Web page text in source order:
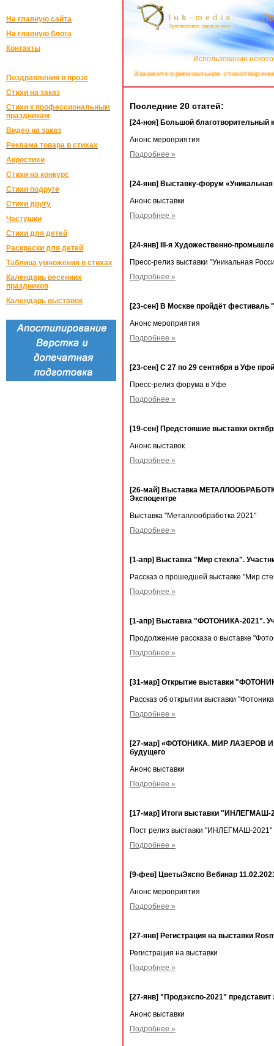
На главную сайта
На главную блога
Контакты
Поздравления в прозе
Стихи на заказ
Стихи к профессиональным
праздникам
Видео на заказ
Реклама товара в стихах
Акростихи
Стихи на конкурс
Стихи подруге
Стихи другу
Частушки
Стихи для детей
Раскраски для детей
Таблица умножения в стихах
Календарь весенних
праздников
Календарь выставок
Использование
Закажите оригинальное стихотворение
Последние 20 статей:
[24-ноя] Большой благотворительный
Анонс мероприятия
Подробнее »
[24-янв] Выставку-форум «Уникальная
Анонс выставки
Подробнее »
[24-янв] III-я Художественно-
Пресс-релиз выставки "Уникальная
Подробнее »
[23-сен] В Москве пройдёт фестиваль
Анонс мероприятия
Подробнее »
[23-сен] С 27 по 29 сентября в Уфе
Пресс-релиз форума в Уфе
Подробнее »
[19-сен] Предстояшие выставки
Анонс выставок
Подробнее »
[26-май] Выставка
Экспоцентре
Выставка "Металлообработка 2021"
Подробнее »
[1-апр] Выставка "Мир стекла".
Рассказ о прошедшей выставке "Мир
Подробнее »
[1-апр] Выставка "ФОТОНИКА-2021".
Продолжение рассказа о выставке
Подробнее »
[31-мар] Открытие выставки
Рассказ об открытии выставки
Подробнее »
[27-мар] «ФОТОНИКА. МИР ЛАЗЕРОВ И
будущего
Анонс выставки
Подробнее »
[17-мар] Итоги выставки "ИНЛЕГМАШ-
Пост релиз выставки "ИНЛЕГМАШ-2021"
Подробнее »
[9-фев] ЦветыЭкспо Вебинар
Анонс мероприятия
Подробнее »
[27-янв] Регистрация на выставки
Регистрация на выставки
Подробнее »
[27-янв] "Продэкспо-2021"
Анонс выставки
Подробнее »